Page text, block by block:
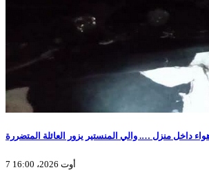
داخل منزل …. والي المنستير يزور العائلة المتضررة
7 أوت 2026، 16:00